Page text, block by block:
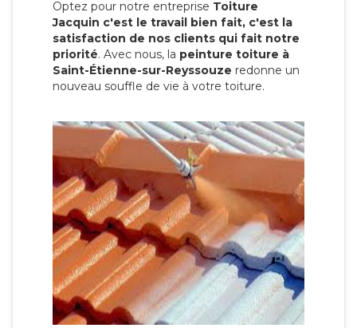
Optez pour notre entreprise Toiture
Jacquin c'est le travail bien fait, c'est la
satisfaction de nos clients qui fait notre
priorité. Avec nous, la peinture toiture à
Saint-Étienne-sur-Reyssouze redonne un
nouveau souffle de vie à votre toiture.